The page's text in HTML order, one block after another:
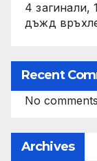
4 загинали,
дъжд
Recent
No
Archives